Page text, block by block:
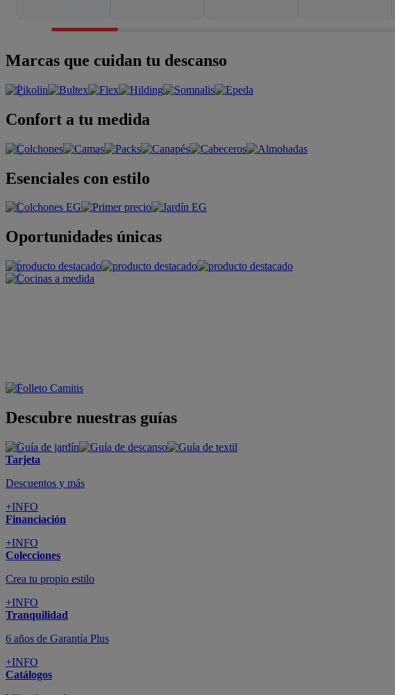
Marcas que cuidan tu descanso
Confort a tu medida
Esenciales con estilo
Oportunidades únicas
Descubre nuestras guías
Tarjeta
Descuentos y más
+INFO
Financiación
+INFO
Colecciones
Crea tu propio estilo
+INFO
Tranquilidad
6 años de Garantía Plus
+INFO
Catálogos